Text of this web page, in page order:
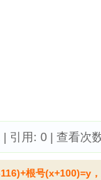
| 引用: 0 | 查看次
根号(x+100)=y